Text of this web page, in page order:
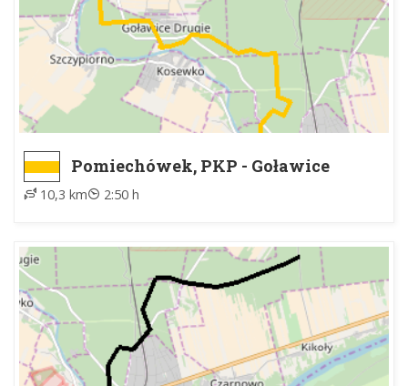
Pomiechówek, PKP - Goławice
Pierwsze
10,3 km 2:50 h